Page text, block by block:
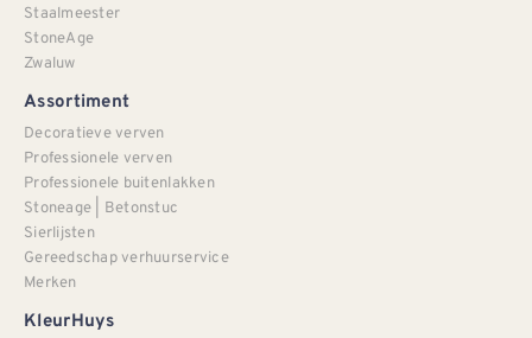
Staalmeester
StoneAge
Zwaluw
Assortiment
Decoratieve verven
Professionele verven
Professionele buitenlakken
Stoneage | Betonstuc
Sierlijsten
Gereedschap verhuurservice
Merken
KleurHuys